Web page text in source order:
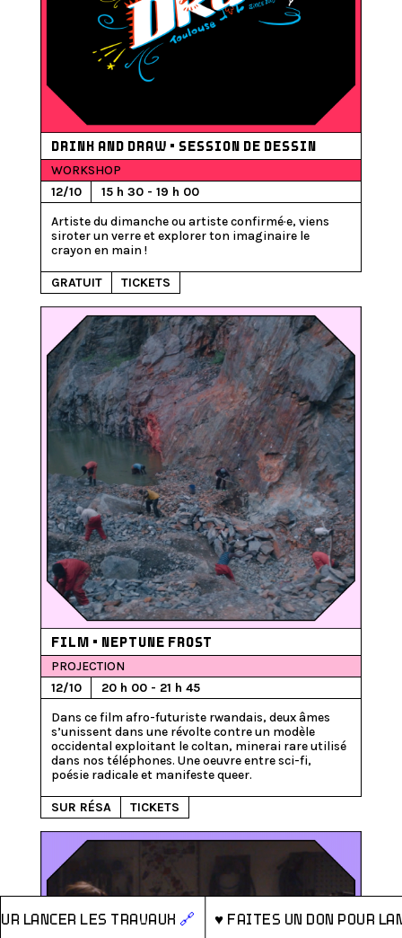
DRINK AND DRAW • SESSION DE DESSIN
12/10 15 h 30 - 19 h 00
GRATUIT
WORKSHOP
Artiste du dimanche ou artiste confirmé·e, viens
siroter un verre et explorer ton imaginaire le
TICKETS
FILM • NEPTUNE FROST
12/10 20 h 00 - 21 h 45
SUR RÉSA
PROJECTION
Dans ce film afro-futuriste rwandais, deux âmes
s’unissent dans une révolte contre un modèle
occidental exploitant le coltan, minerai rare utilisé
dans nos téléphones. Une oeuvre entre sci-fi,
TICKETS
♥Faites un don pour lancer les travaux🔗
🔗